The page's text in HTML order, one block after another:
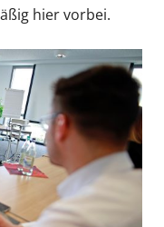
hier vorbei.